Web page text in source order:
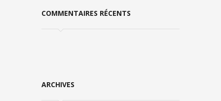
COMMENTAIRES RÉCENTS
ARCHIVES